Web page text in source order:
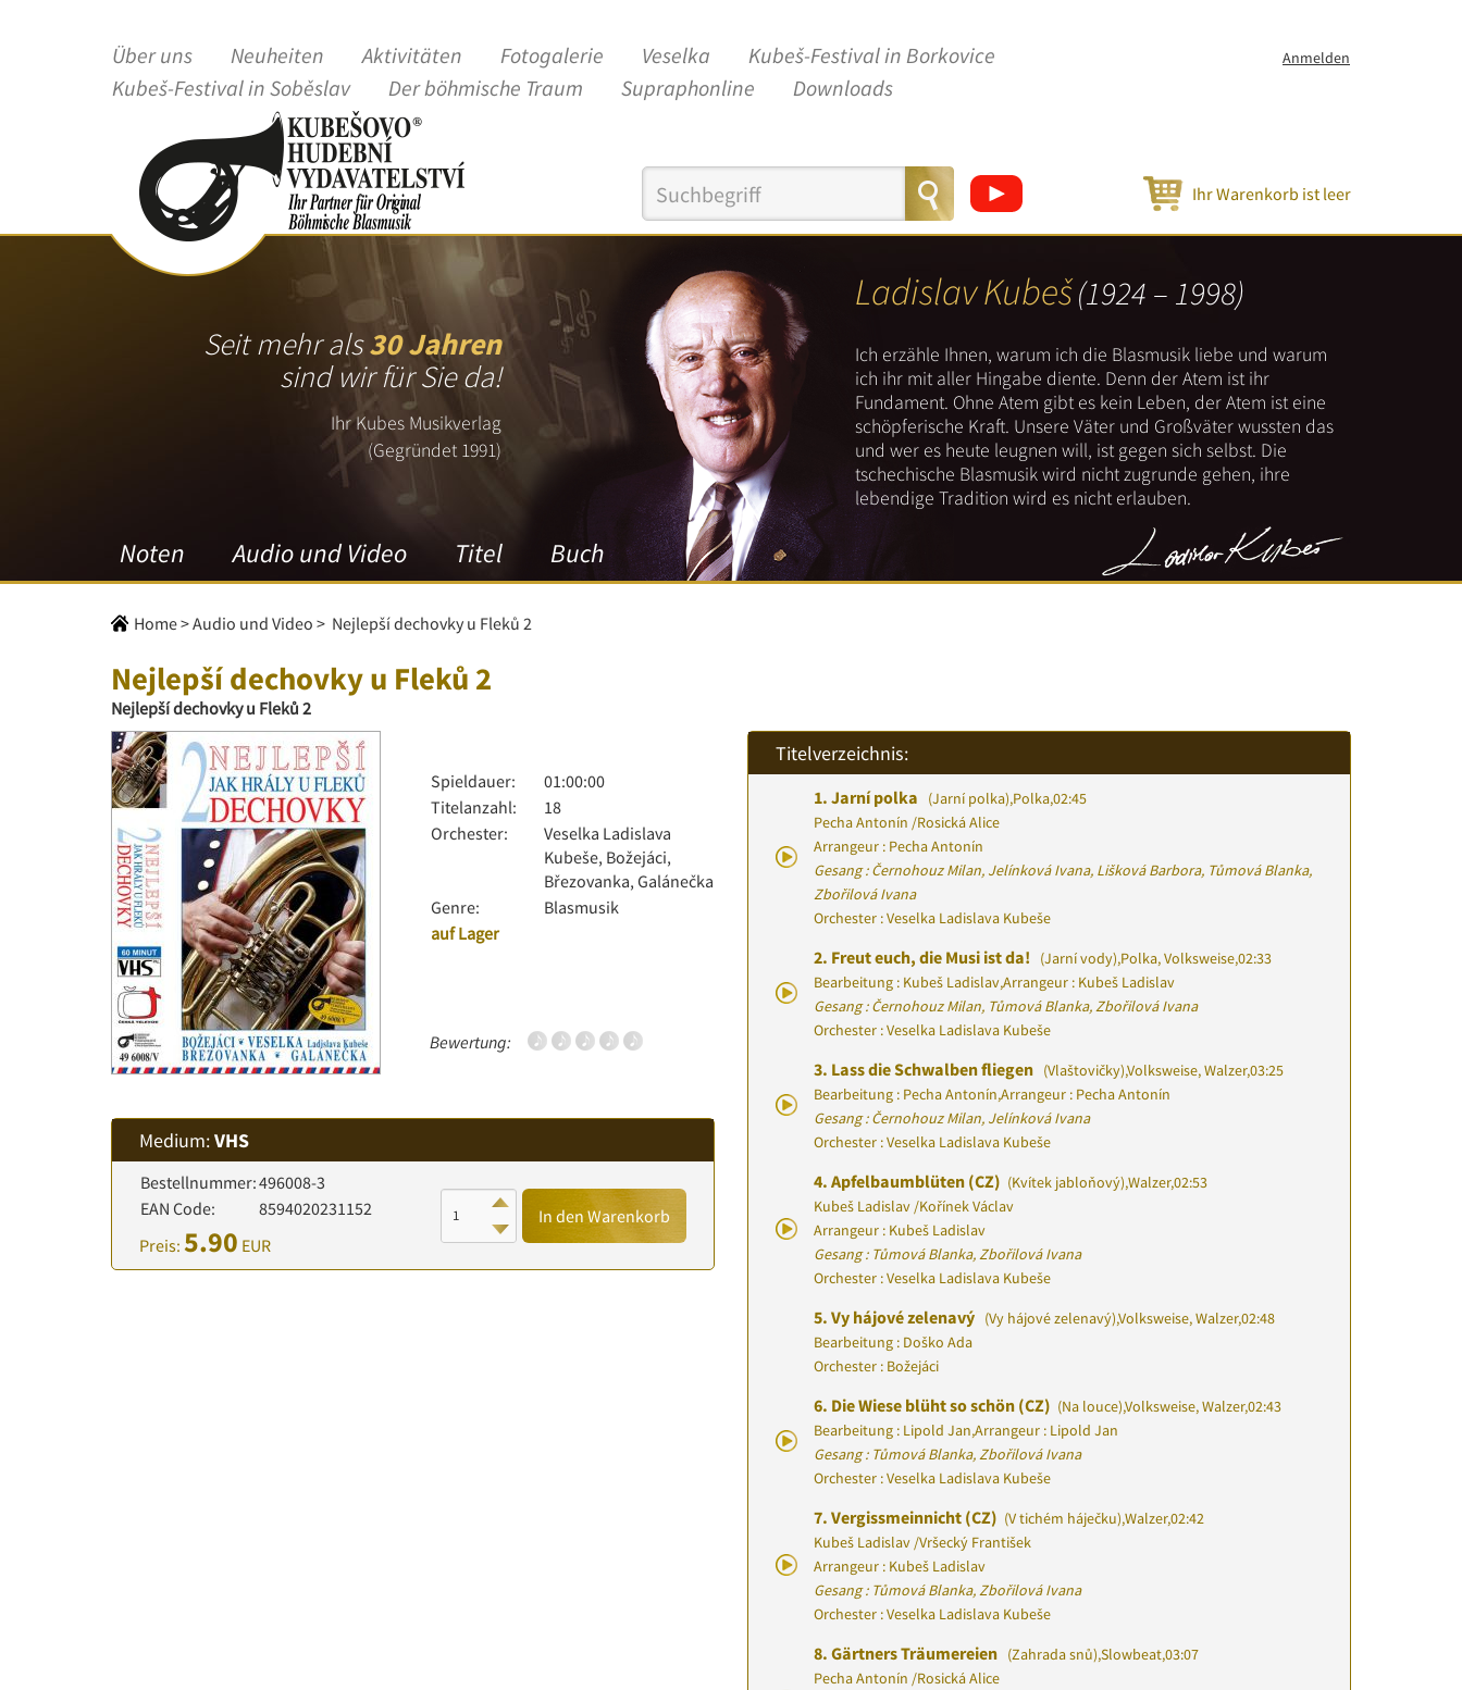
Über uns Neuheiten Aktivitäten Fotogalerie Veselka
Kubeš-Festival in Borkovice
Kubeš-Festival in Soběslav
Der böhmische Traum Supraphonline Downloads
Anmelden
Ihr Warenkorb ist leer
Seit mehr als30 Jahren
sind wir für Sie da!
Ihr Kubes Musikverlag
(Gegründet 1991)
Noten Audio und Video Titel Buch
Ladislav Kubeš(1924 – 1998)
Ich erzähle Ihnen, warum ich die Blasmusik liebe und warum
ich ihr mit aller Hingabe diente. Denn der Atem ist ihr
Fundament. Ohne Atem gibt es kein Leben, der Atem ist eine
schöpferische Kraft. Unsere Väter und Großväter wussten das
und wer es heute leugnen will, ist gegen sich selbst. Die
tschechische Blasmusik wird nicht zugrunde gehen, ihre
lebendige Tradition wird es nicht erlauben.
Home>Audio und Video > Nejlepší dechovky u Fleků 2
Nejlepší dechovky u Fleků 2
Nejlepší dechovky u Fleků 2
Spieldauer:
01:00:00
Titelanzahl:
18
Orchester:
Veselka Ladislava
Kubeše, Božejáci,
Březovanka, Galánečka
Genre:
Blasmusik
auf Lager
Bewertung:
Medium:VHS
Bestellnummer:496008-3
EAN Code:
8594020231152
Preis: 5.90 EUR
In den Warenkorb
Titelverzeichnis:
1. Jarní polka (Jarní polka),Polka,02:45
Pecha Antonín /Rosická Alice
Arrangeur : Pecha Antonín
Gesang : Černohouz Milan, Jelínková Ivana, Lišková Barbora, Tůmová Blanka,
Zbořilová Ivana
Orchester : Veselka Ladislava Kubeše
2. Freut euch, die Musi ist da! (Jarní vody),Polka, Volksweise,02:33
Bearbeitung : Kubeš Ladislav,Arrangeur : Kubeš Ladislav
Gesang : Černohouz Milan, Tůmová Blanka, Zbořilová Ivana
Orchester : Veselka Ladislava Kubeše
3. Lass die Schwalben fliegen (Vlaštovičky),Volksweise, Walzer,03:25
Bearbeitung : Pecha Antonín,Arrangeur : Pecha Antonín
Gesang : Černohouz Milan, Jelínková Ivana
Orchester : Veselka Ladislava Kubeše
4. Apfelbaumblüten (CZ) (Kvítek jabloňový),Walzer,02:53
Kubeš Ladislav /Kořínek Václav
Arrangeur : Kubeš Ladislav
Gesang : Tůmová Blanka, Zbořilová Ivana
Orchester : Veselka Ladislava Kubeše
5. Vy hájové zelenavý (Vy hájové zelenavý),Volksweise, Walzer,02:48
Bearbeitung : Doško Ada
Orchester : Božejáci
6. Die Wiese blüht so schön (CZ) (Na louce),Volksweise, Walzer,02:43
Bearbeitung : Lipold Jan,Arrangeur : Lipold Jan
Gesang : Tůmová Blanka, Zbořilová Ivana
Orchester : Veselka Ladislava Kubeše
7. Vergissmeinnicht (CZ) (V tichém háječku),Walzer,02:42
Kubeš Ladislav /Vršecký František
Arrangeur : Kubeš Ladislav
Gesang : Tůmová Blanka, Zbořilová Ivana
Orchester : Veselka Ladislava Kubeše
8. Gärtners Träumereien (Zahrada snů),Slowbeat,03:07
Pecha Antonín /Rosická Alice